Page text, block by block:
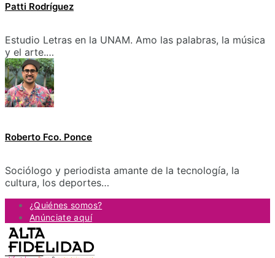
Patti Rodríguez
Estudio Letras en la UNAM. Amo las palabras, la música
y el arte.…
Roberto Fco. Ponce
Sociólogo y periodista amante de la tecnología, la
cultura, los deportes…
¿Quiénes somos?
Anúnciate aquí
Contacto
FACEBOOK